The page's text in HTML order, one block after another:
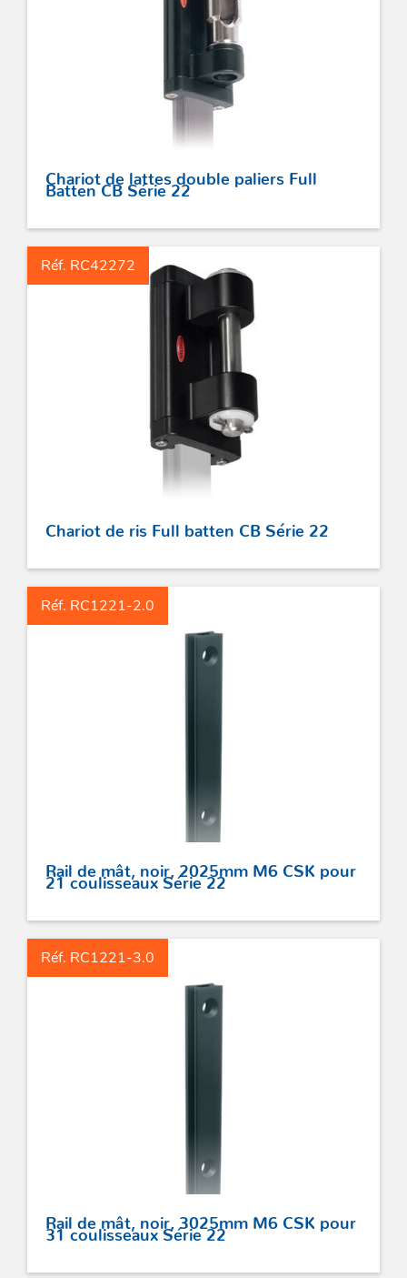
Chariot de lattes double paliers Full
Batten CB Série 22
Réf. RC42272
Chariot de ris Full batten CB Série 22
Réf. RC1221-2.0
Rail de mât, noir, 2025mm M6 CSK pour
21 coulisseaux Série 22
Réf. RC1221-3.0
Rail de mât, noir, 3025mm M6 CSK pour
31 coulisseaux Série 22